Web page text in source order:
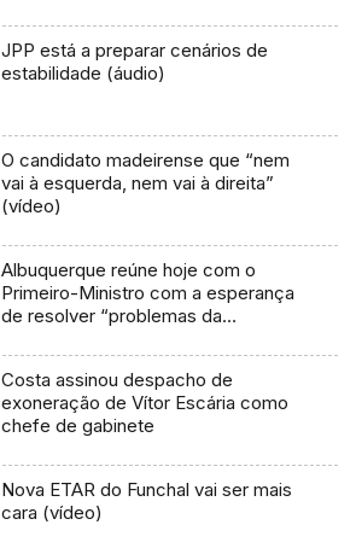
JPP está a preparar cenários de
estabilidade (áudio)
O candidato madeirense que “nem
vai à esquerda, nem vai à direita”
(vídeo)
Albuquerque reúne hoje com o
Primeiro-Ministro com a esperança
de resolver “problemas da
Costa assinou despacho de
exoneração de Vítor Escária como
chefe de gabinete
Nova ETAR do Funchal vai ser mais
cara (vídeo)